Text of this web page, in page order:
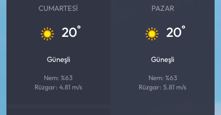
CUMARTESI
20°
Güneşli
Nem: %63
Rüzgar: 4.81 m/s
PAZAR
20°
Güneşli
Nem: %63
Rüzgar: 5.81 m/s